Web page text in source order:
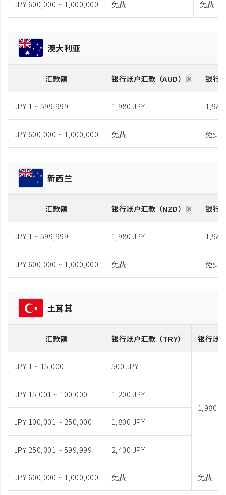
JPY 600,000 ~ 1,000,000 免费 免费
澳大利亚
汇款额 银行账户汇款 （AUD）※ 银行
JPY 1 ~ 599,999 1,980 JPY 1,980
JPY 600,000 ~ 1,000,000 免费 免费
新西兰
汇款额 银行账户汇款 （NZD）※ 银行
JPY 1 ~ 599,999 1,980 JPY 1,980
JPY 600,000 ~ 1,000,000 免费 免费
土耳其
汇款额 银行账户汇款 （TRY） 银行账
JPY 1 ~ 15,000 500 JPY
1,980
JPY 15,001 ~ 100,000 1,200 JPY
JPY 100,001 ~ 250,000 1,800 JPY
JPY 250,001 ~ 599,999 2,400 JPY
JPY 600,000 ~ 1,000,000 免费 免费